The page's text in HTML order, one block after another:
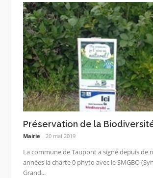
Préservation de la
Mairie 20 mai 2019
La commune de Taupont a signé depuis de
années la charte 0 phyto avec le SMGBO
Grand...